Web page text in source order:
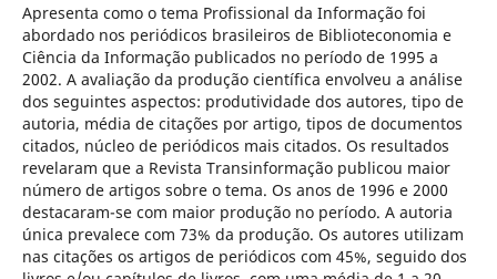
Apresenta como o tema Profissional da Informação foi
abordado nos periódicos brasileiros de Biblioteconomia e
Ciência da Informação publicados no período de 1995 a
2002. A avaliação da produção científica envolveu a análise
dos seguintes aspectos: produtividade dos autores, tipo de
autoria, média de citações por artigo, tipos de documentos
citados, núcleo de periódicos mais citados. Os resultados
revelaram que a Revista Transinformação publicou maior
número de artigos sobre o tema. Os anos de 1996 e 2000
destacaram-se com maior produção no período. A autoria
única prevalece com 73% da produção. Os autores utilizam
nas citações os artigos de periódicos com 45%, seguido dos